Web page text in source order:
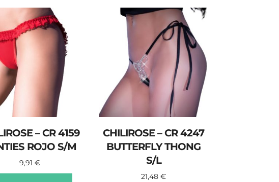
– CR 4159
ROJO S/M
9,91€
CHILIROSE – CR 4247
BUTTERFLY THONG
S/L
21,48€